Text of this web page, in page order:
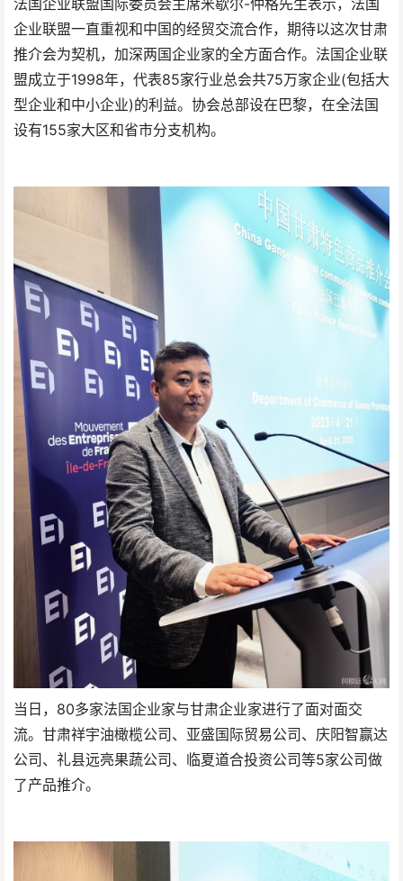
法国企业联盟国际委员会主席米歇尔-仲格先生表示，法国
企业联盟一直重视和中国的经贸交流合作，期待以这次甘肃
推介会为契机，加深两国企业家的全方面合作。法国企业联
盟成立于1998年，代表85家行业总会共75万家企业(包括大
型企业和中小企业)的利益。协会总部设在巴黎，在全法国
设有155家大区和省市分支机构。
当日，80多家法国企业家与甘肃企业家进行了面对面交
流。甘肃祥宇油橄榄公司、亚盛国际贸易公司、庆阳智赢达
公司、礼县远亮果蔬公司、临夏道合投资公司等5家公司做
了产品推介。